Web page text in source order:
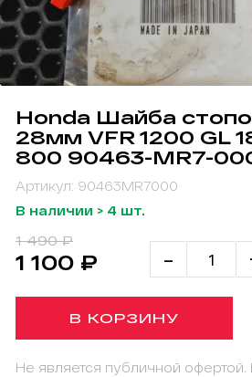
Honda Шайба
28мм VFR 1200 GL
800 90463-MR7-
Артикул: 90463MR7000
В наличии > 4 шт.
1 490 ₽
1 100 ₽ -
В КОРЗИНУ
Не является публичной офертой.